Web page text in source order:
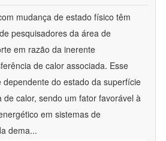
mudança de estado físico têm
pesquisadores da área de
em razão da inerente
de calor associada. Esse
do estado da superfície
de calor, sendo um fator favorável à
em sistemas de
dema...